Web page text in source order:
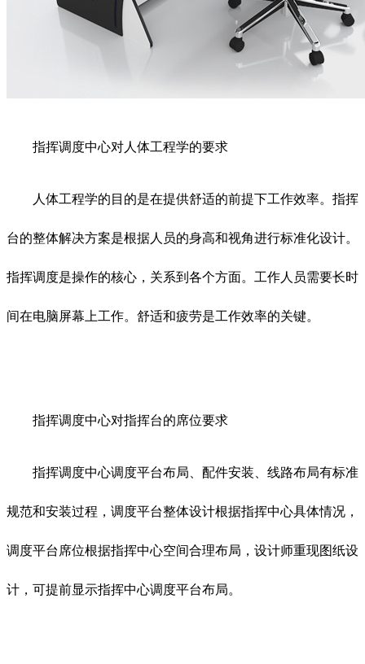
指挥调度中心对人体工程学的要求
人体工程学的目的是在提供舒适的前提下工作效率。指挥
台的整体解决方案是根据人员的身高和视角进行标准化设计。
指挥调度是操作的核心，关系到各个方面。工作人员需要长时
间在电脑屏幕上工作。舒适和疲劳是工作效率的关键。
指挥调度中心对指挥台的席位要求
指挥调度中心调度平台布局、配件安装、线路布局有标准
规范和安装过程，调度平台整体设计根据指挥中心具体情况，
调度平台席位根据指挥中心空间合理布局，设计师重现图纸设
计，可提前显示指挥中心调度平台布局。